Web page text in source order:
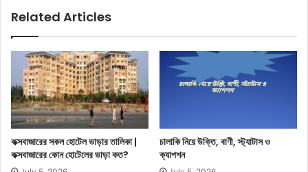
Related Articles
কক্সবাজারের সকল হোটেল ভাড়ার তালিকা |
কক্সবাজারের কোন হোটেলের ভাড়া কত?
চালাকি নিয়ে উক্তি, বাণী, স্ট্যাটাস ও
ক্যাপশন